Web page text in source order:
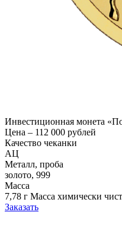
Инвестиционная монета
Цена – 112 000 рублей
Качество чеканки
АЦ
Металл, проба
золото, 999
Масса
7,78 г Масса химически
Заказать